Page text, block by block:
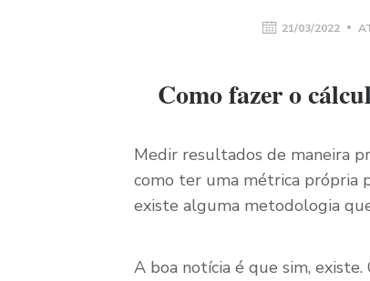
21/03/2022
Como fazer o
Medir resultados de maneira
como ter uma métrica própria
existe alguma metodologia
A boa notícia é que sim,